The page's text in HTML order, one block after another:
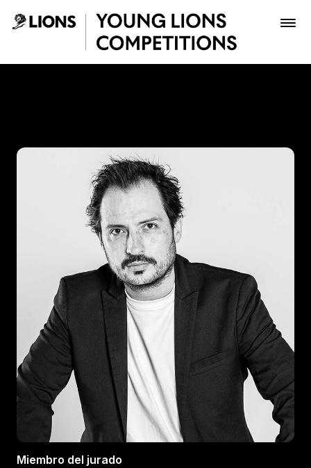
Saltar al contenido principal
Inscribir
Boletería
Miembro del jurado